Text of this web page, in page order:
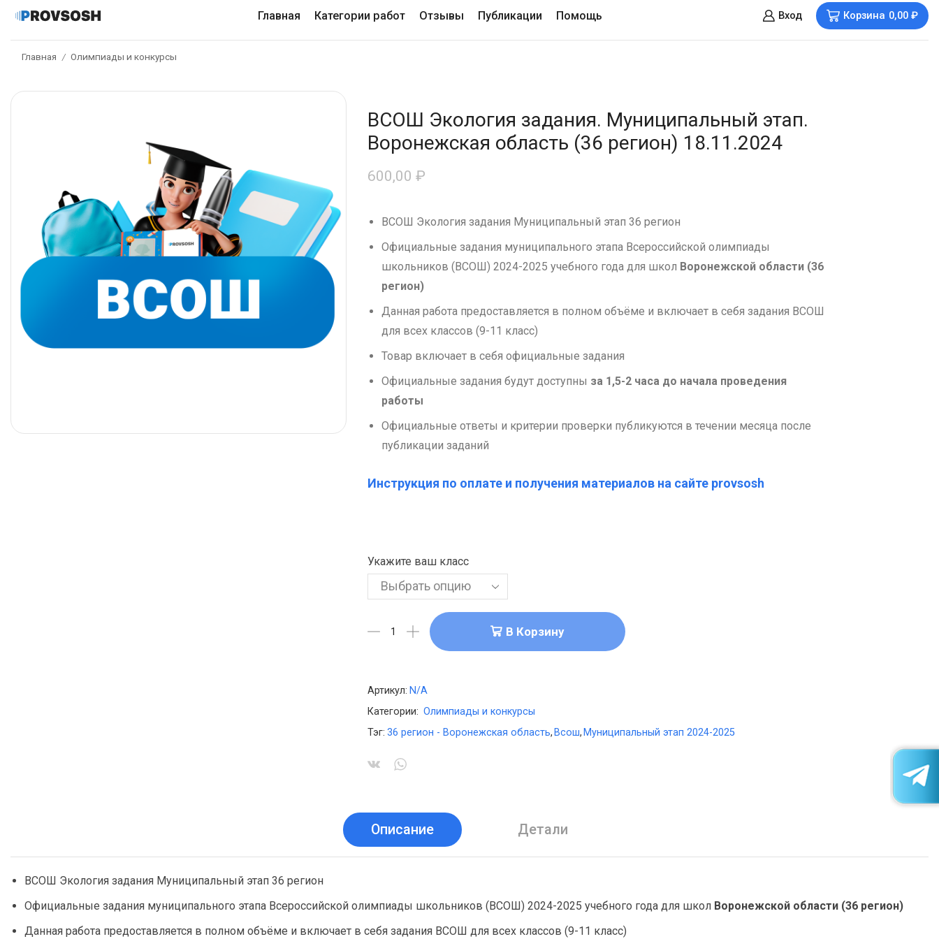
Главная Категории работ Отзывы Публикации Помощь Вход Корзина 0,00 ₽
Главная / Олимпиады и конкурсы
ВСОШ Экология задания. Муниципальный этап.
Воронежская область (36 регион) 18.11.2024
600,00 ₽
ВСОШ Экология задания Муниципальный этап 36 регион
Официальные задания муниципального этапа Всероссийской олимпиады
школьников (ВСОШ) 2024-2025 учебного года для школ Воронежской области (36
регион)
Данная работа предоставляется в полном объёме и включает в себя задания ВСОШ
для всех классов (9-11 класс)
Товар включает в себя официальные задания
Официальные задания будут доступны за 1,5-2 часа до начала проведения
работы
Официальные ответы и критерии проверки публикуются в течении месяца после
публикации заданий
Инструкция по оплате и получения материалов на сайте provsosh
Укажите ваш класс
В Корзину
Артикул: N/A
Категории: Олимпиады и конкурсы
Тэг: 36 регион - Воронежская область, Всош, Муниципальный этап 2024-2025
Описание Детали
ВСОШ Экология задания Муниципальный этап 36 регион
Официальные задания муниципального этапа Всероссийской олимпиады школьников (ВСОШ) 2024-2025 учебного года для школ Воронежской области (36 регион)
Данная работа предоставляется в полном объёме и включает в себя задания ВСОШ для всех классов (9-11 класс)